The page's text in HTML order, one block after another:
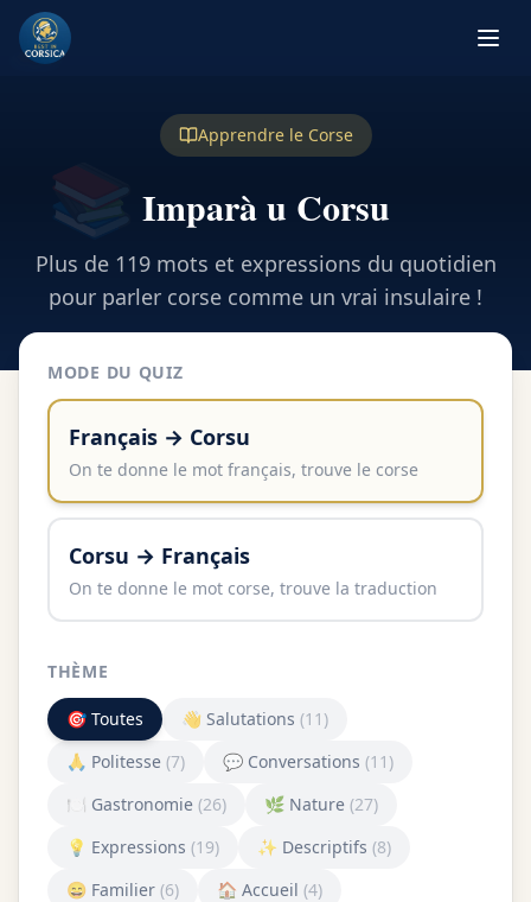
📚
🏝️
Apprendre le Corse
Imparà u Corsu
Plus de 119mots et expressions du quotidien
pour parler corse comme un vrai insulaire !
MODE DU QUIZ
Français → Corsu
On te donne le mot français, trouve le corse
Corsu → Français
On te donne le mot corse, trouve la traduction
THÈME
🎯 Toutes 👋 Salutations (11 )
🙏 Politesse (7) 💬 Conversations (11 )
🍽️ Gastronomie (26) 🌿 Nature (27)
💡 Expressions (19) ✨ Descriptifs (8)
😄 Familier (6) 🏠 Accueil (4)